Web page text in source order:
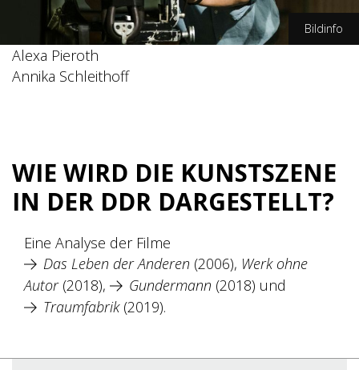
Bildinfo
Alexa Pieroth
Annika Schleithoff
WIE WIRD DIE KUNSTSZENE
IN DER DDR DARGESTELLT?
Eine Analyse der Filme
Das Leben der Anderen (2006), Werk ohne
Autor (2018), Gundermann (2018) und
Traumfabrik (2019).